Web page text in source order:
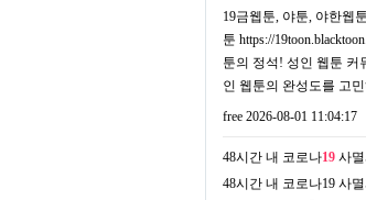
19금웹툰, 야툰, 야한웹
툰 https://
툰의 정석! 성인 웹툰 커
인 웹툰의 완성도를 고
free 2026-08-01 11:04:17
48시간 내 코로나19 사
48시간 내 코로나19 사